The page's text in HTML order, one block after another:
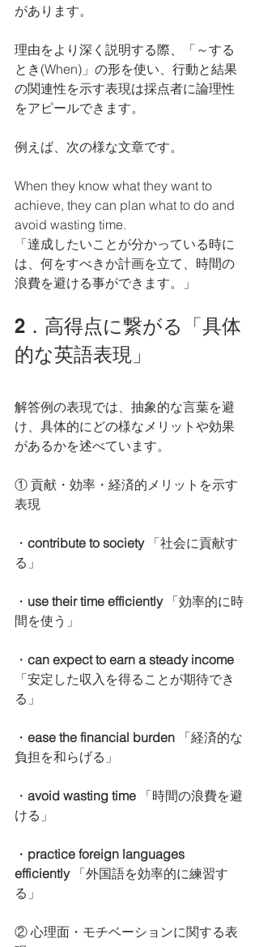
があります。
理由をより深く説明する際、「～する
とき(When)」の形を使い、行動と結果
の関連性を示す表現は採点者に論理性
をアピールできます。
例えば、次の様な文章です。
When they know what they want to
achieve, they can plan what to do and
avoid wasting time.
「達成したいことが分かっている時に
は、何をすべきか計画を立て、時間の
浪費を避ける事ができます。」
2．高得点に繋がる「具体
的な英語表現」
解答例の表現では、抽象的な言葉を避
け、具体的にどの様なメリットや効果
があるかを述べています。
① 貢献・効率・経済的メリットを示す
表現
・ contribute to society 「社会に貢献す
る」
・ use their time efficiently 「効率的に時
間を使う」
・ can expect to earn a steady income
「安定した収入を得ることが期待でき
る」
・ ease the financial burden 「経済的な
負担を和らげる」
・ avoid wasting time 「時間の浪費を避
ける」
・ practice foreign languages
efficiently 「外国語を効率的に練習す
る」
② 心理面・モチベーションに関する表